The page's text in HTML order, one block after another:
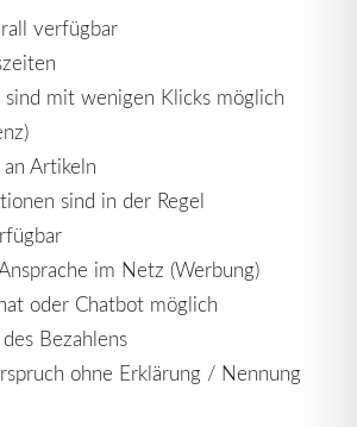
verfügbar
mit wenigen Klicks möglich
Artikeln
sind in der Regel
im Netz (Werbung)
oder Chatbot möglich
Bezahlens
ohne Erklärung / Nennung